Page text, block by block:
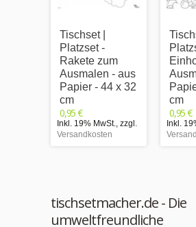
Tischset |
Platzset -
Rakete zum
Ausmalen - aus
Papier - 44 x 32
cm
0,95 €
Inkl. 19% MwSt., zzgl.
Versandkosten
cm
0,95 €
Inkl.
tischsetmacher.de - Die
umweltfreundliche